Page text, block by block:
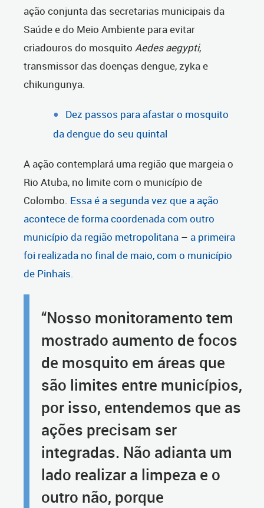
ação conjunta das secretarias municipais da
Saúde e do Meio Ambiente para evitar
criadouros do mosquito Aedes aegypti,
transmissor das doenças dengue, zyka e
chikungunya.
Dez passos para afastar o mosquito
da dengue do seu quintal
A ação contemplará uma região que margeia o
Rio Atuba, no limite com o município de
Colombo. Essa é a segunda vez que a ação
acontece de forma coordenada com outro
município da região metropolitana – a primeira
foi realizada no final de maio, com o município
de Pinhais.
“Nosso monitoramento tem
mostrado aumento de focos
de mosquito em áreas que
são limites entre municípios,
por isso, entendemos que as
ações precisam ser
integradas. Não adianta um
lado realizar a limpeza e o
outro não, porque